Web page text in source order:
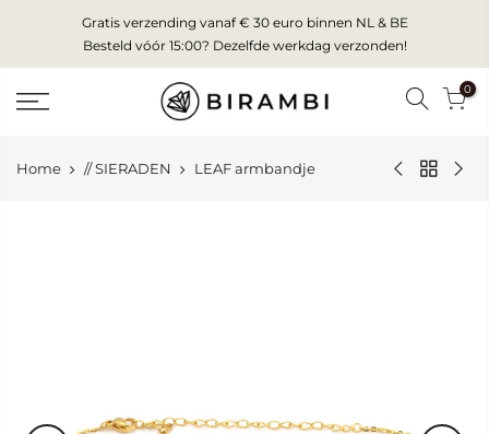
content
Gratis verzending vanaf € 30 euro binnen NL & BE
Besteld vóór 15:00? Dezelfde werkdag verzonden!
0
Home // SIERADEN LEAF armbandje